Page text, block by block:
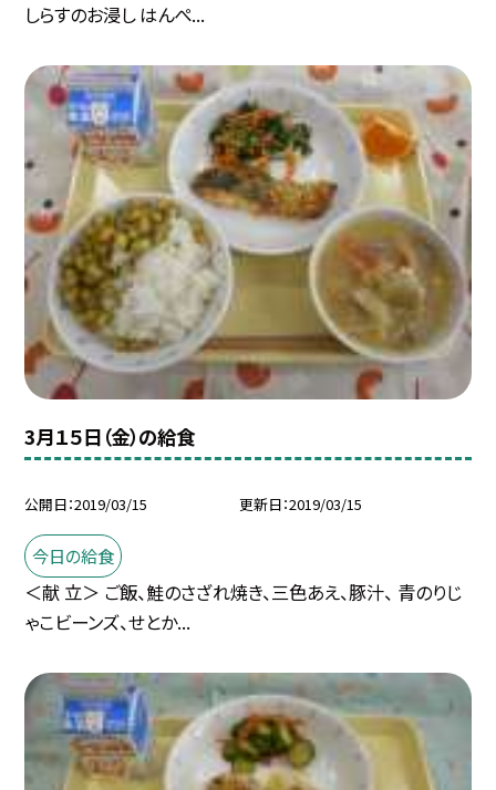
しらすのお浸し はんぺ...
3月１５日（金）の給食
公開日 2019/03/15 更新日 2019/03/15
今日の給食
＜献 立＞ ご飯、鮭のさざれ焼き、三色あえ、豚汁、 青のりじ
ゃこビーンズ、せとか...